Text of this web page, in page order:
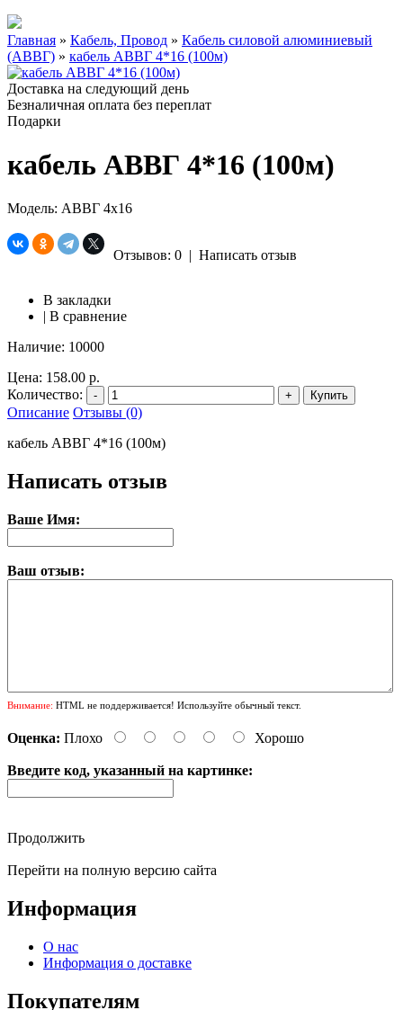
Главная » Кабель, Провод » Кабель силовой алюминиевый
(АВВГ) » кабель АВВГ 4*16 (100м)
Доставка на следующий день
Безналичная оплата без переплат
Подарки
кабель АВВГ 4*16 (100м)
Модель: АВВГ 4x16
Отзывов: 0 | Написать отзыв
В закладки
| В сравнение
Наличие: 10000
Цена: 158.00 р.
Количество:
- + Купить
Описание Отзывы (0)
кабель АВВГ 4*16 (100м)
Написать отзыв
Ваше Имя:
Ваш отзыв:
Внимание: HTML не поддерживается! Используйте обычный текст.
Оценка: Плохо Хорошо
Введите код, указанный на картинке:
Продолжить
Перейти на полную версию сайта
Информация
О нас
Информация о доставке
Покупателям